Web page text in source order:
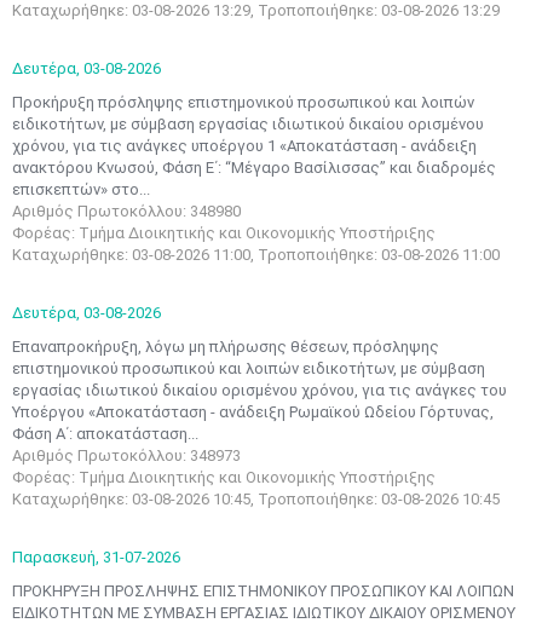
Καταχωρήθηκε: 03-08-2026 13:29, Τροποποιήθηκε: 03-08-2026 13:29
Δευτέρα, 03-08-2026
Προκήρυξη πρόσληψης επιστημονικού προσωπικού και λοιπών
ειδικοτήτων, με σύμβαση εργασίας ιδιωτικού δικαίου ορισμένου
χρόνου, για τις ανάγκες υποέργου 1 «Αποκατάσταση - ανάδειξη
ανακτόρου Κνωσού, Φάση Ε΄: “Μέγαρο Βασίλισσας” και διαδρομές
επισκεπτών» στο...
Αριθμός Πρωτοκόλλου: 348980
Φορέας: Τμήμα Διοικητικής και Οικονομικής Υποστήριξης
Καταχωρήθηκε: 03-08-2026 11:00, Τροποποιήθηκε: 03-08-2026 11:00
Δευτέρα, 03-08-2026
Επαναπροκήρυξη, λόγω μη πλήρωσης θέσεων, πρόσληψης
επιστημονικού προσωπικού και λοιπών ειδικοτήτων, με σύμβαση
εργασίας ιδιωτικού δικαίου ορισμένου χρόνου, για τις ανάγκες του
Υποέργου «Αποκατάσταση - ανάδειξη Ρωμαϊκού Ωδείου Γόρτυνας,
Φάση Α΄: αποκατάσταση...
Αριθμός Πρωτοκόλλου: 348973
Φορέας: Τμήμα Διοικητικής και Οικονομικής Υποστήριξης
Καταχωρήθηκε: 03-08-2026 10:45, Τροποποιήθηκε: 03-08-2026 10:45
Παρασκευή, 31-07-2026
ΠΡΟΚΗΡΥΞΗ ΠΡΟΣΛΗΨΗΣ ΕΠΙΣΤΗΜΟΝΙΚΟΥ ΠΡΟΣΩΠΙΚΟΥ ΚΑΙ ΛΟΙΠΩΝ
EΙΔΙΚΟΤΗΤΩΝ ΜΕ ΣΥΜΒΑΣΗ ΕΡΓΑΣΙΑΣ ΙΔΙΩΤΙΚΟΥ ΔΙΚΑΙΟΥ ΟΡΙΣΜΕΝΟΥ